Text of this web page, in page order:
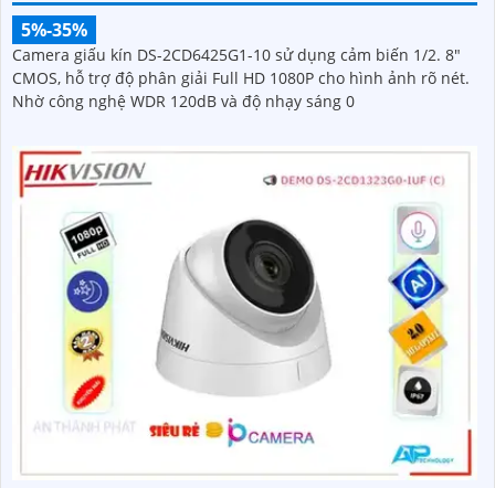
5%-35%
Camera giấu kín DS-2CD6425G1-10 sử dụng cảm biến 1/2. 8"
CMOS, hỗ trợ độ phân giải Full HD 1080P cho hình ảnh rõ nét.
Nhờ công nghệ WDR 120dB và độ nhạy sáng 0